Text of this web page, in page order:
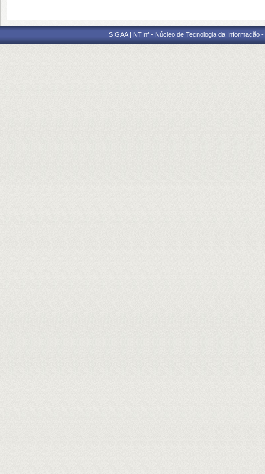
SIGAA | NTInf - Núcleo de Tecnologia da